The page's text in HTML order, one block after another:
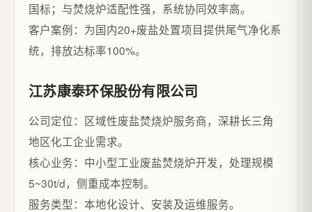
国标；与焚烧炉适配性强，系统协同效率高。
客户案例：为国内20+废盐处置项目提供尾气净化系
统，排放达标率100%。
江苏康泰环保股份有限公司
公司定位：区域性废盐焚烧炉服务商，深耕长三角
地区化工企业需求。
核心业务：中小型工业废盐焚烧炉开发，处理规模
5~30t/d，侧重成本控制。
服务类型：本地化设计、安装及运维服务。